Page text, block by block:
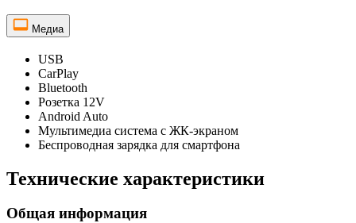
Медиа
USB
CarPlay
Bluetooth
Розетка 12V
Android Auto
Мультимедиа система с ЖК-экраном
Беспроводная зарядка для смартфона
Технические характеристики
Общая информация